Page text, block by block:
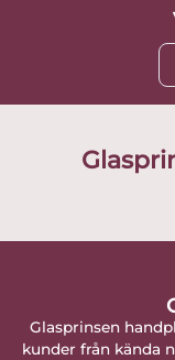
Glasprinsen
kunder från kända